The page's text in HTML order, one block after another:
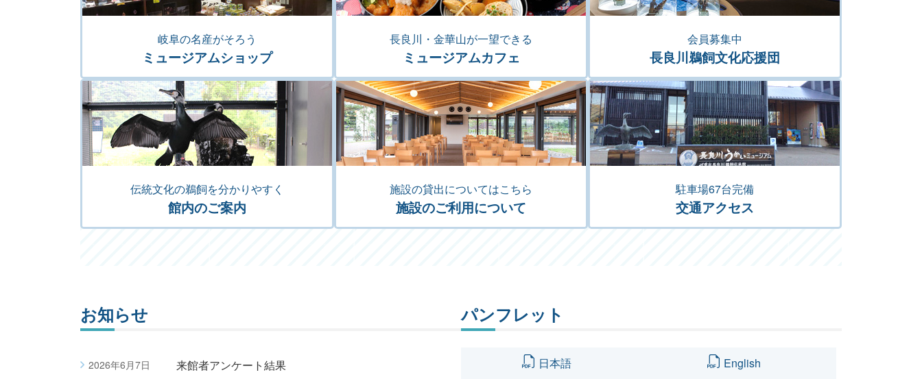
岐阜の名産がそろう
ミュージアムショップ
長良川・金華山が一望できる
ミュージアムカフェ
会員募集中
長良川鵜飼文化応援団
伝統文化の鵜飼を分かりやすく
館内のご案内
施設の貸出についてはこちら
施設のご利用について
駐車場67台完備
交通アクセス
お知らせ
来館者アンケート結果
2026年6月7日
パンフレット
日本語 English